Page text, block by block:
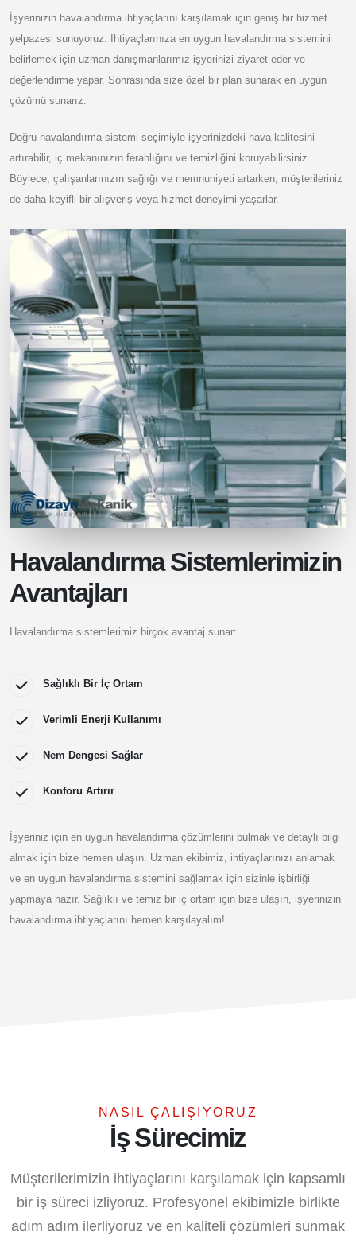
İşyerinizin havalandırma ihtiyaçlarını karşılamak için geniş bir hizmet
yelpazesi sunuyoruz. İhtiyaçlarınıza en uygun havalandırma sistemini
belirlemek için uzman danışmanlarımız işyerinizi ziyaret eder ve
değerlendirme yapar. Sonrasında size özel bir plan sunarak en uygun
çözümü sunarız.
Doğru havalandırma sistemi seçimiyle işyerinizdeki hava kalitesini
artırabilir, iç mekanınızın ferahlığını ve temizliğini koruyabilirsiniz.
Böylece, çalışanlarınızın sağlığı ve memnuniyeti artarken, müşterileriniz
de daha keyifli bir alışveriş veya hizmet deneyimi yaşarlar.
Havalandırma Sistemlerimizin
Avantajları
Havalandırma sistemlerimiz birçok avantaj sunar:
Sağlıklı Bir İç Ortam
Verimli Enerji Kullanımı
Nem Dengesi Sağlar
Konforu Artırır
İşyeriniz için en uygun havalandırma çözümlerini bulmak ve detaylı bilgi
almak için bize hemen ulaşın. Uzman ekibimiz, ihtiyaçlarınızı anlamak
ve en uygun havalandırma sistemini sağlamak için sizinle işbirliği
yapmaya hazır. Sağlıklı ve temiz bir iç ortam için bize ulaşın, işyerinizin
havalandırma ihtiyaçlarını hemen karşılayalım!
NASIL ÇALIŞIYORUZ
İş Sürecimiz
Müşterilerimizin ihtiyaçlarını karşılamak için kapsamlı
bir iş süreci izliyoruz. Profesyonel ekibimizle birlikte
adım adım ilerliyoruz ve en kaliteli çözümleri sunmak